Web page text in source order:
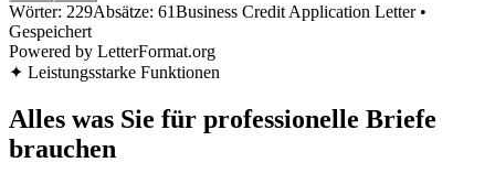
Wörter: 229Absätze: 61Business Credit Application Letter•
Gespeichert
Powered by LetterFormat.org
✦ Leistungsstarke Funktionen
Alles was Sie für professionelle Briefe
brauchen